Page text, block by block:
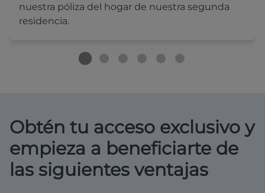
nuestra póliza del hogar de nuestra segunda
residencia.
Obtén tu acceso exclusivo y
empieza a beneficiarte de
las siguientes ventajas